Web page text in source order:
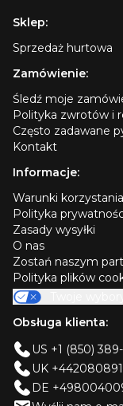
Sklep:
Sprzedaż hurtowa
Zamówienie:
Śledź moje
Polityka zwrotów i
Często zadawane
Kontakt
Informacje:
Warunki
Polityka
Zasady wysyłki
O nas
Zostań naszym
Polityka plików
Obsługa klienta:
US +1 (850)
UK
DE